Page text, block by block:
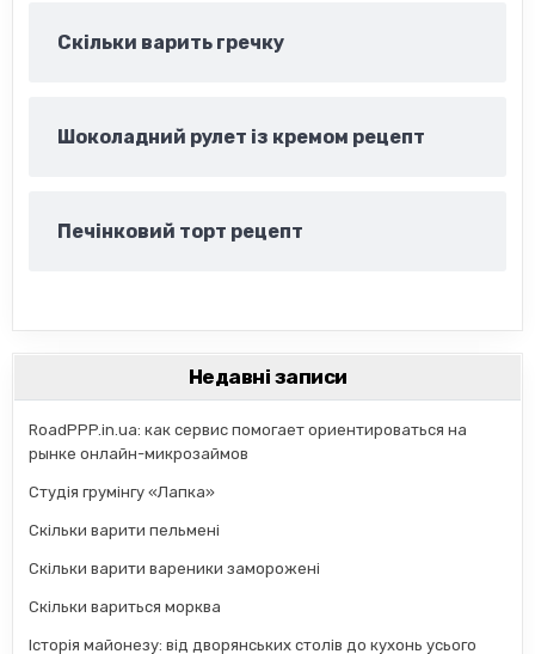
Скільки варить гречку
Шоколадний рулет із кремом рецепт
Печінковий торт рецепт
Недавні записи
RoadPPP.in.ua: как сервис помогает ориентироваться на
рынке онлайн-микрозаймов
Студія грумінгу «Лапка»
Скільки варити пельмені
Скільки варити вареники заморожені
Скільки вариться морква
Історія майонезу: від дворянських столів до кухонь усього